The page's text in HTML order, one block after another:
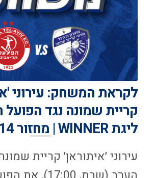
לקראת המשחק: עירוני
קריית שמונה נגד
ליגת WINNER | מחזור 14
עירוני ׳איתוראן׳ קריית